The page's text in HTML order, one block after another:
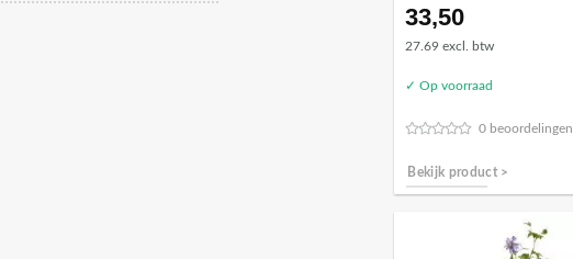
33,50
27.69 excl. btw
✓ Op voorraad
0 beoordelingen
Bekijk product >